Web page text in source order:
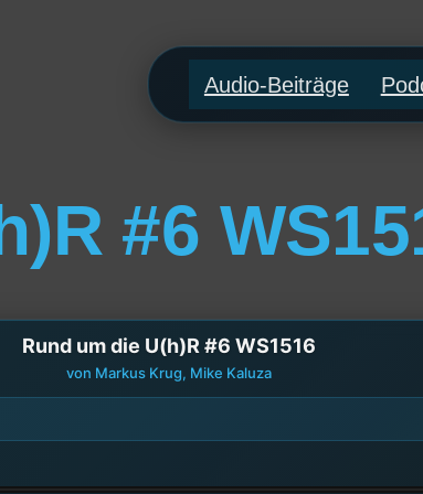
Audio-Beiträge
#6
Rund um die U(h)R #6 WS1516
von Markus Krug, Mike Kaluza